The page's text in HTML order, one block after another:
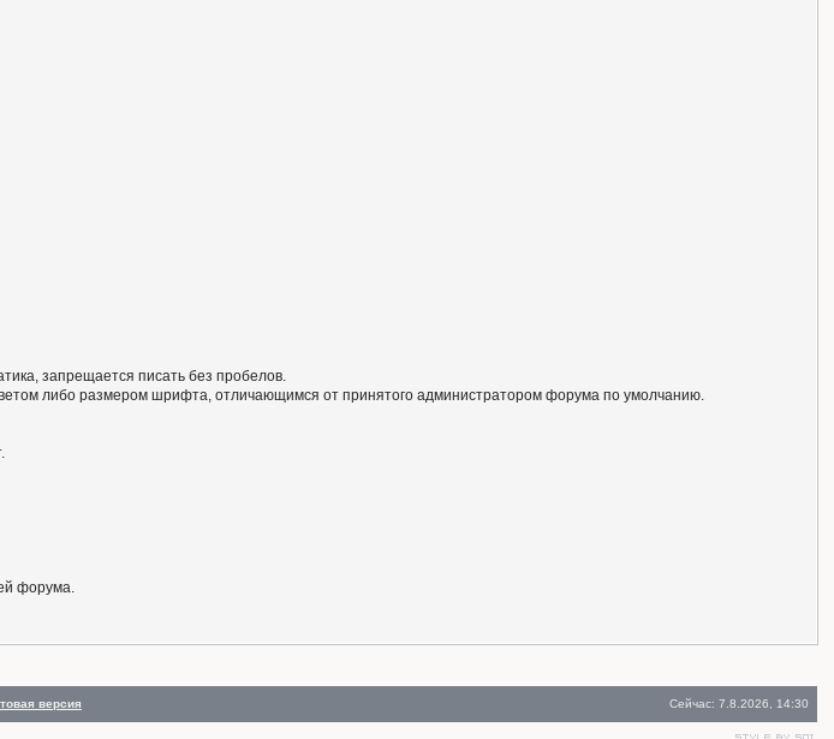
запрещается писать без пробелов.
либо размером шрифта, отличающимся от принятого администратором форума по умолчанию.
форума.
версия Сейчас: 7.8.2026, 14:30